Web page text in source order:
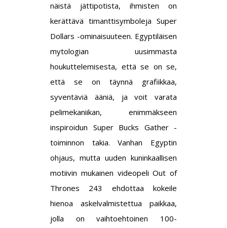
näistä jättipotista, ihmisten on
kerättävä timanttisymboleja Super
Dollars -ominaisuuteen. Egyptiläisen
mytologian uusimmasta
houkuttelemisesta, että se on se,
että se on täynnä grafiikkaa,
syventäviä ääniä, ja voit varata
pelimekaniikan, enimmäkseen
inspiroidun Super Bucks Gather -
toiminnon takia. Vanhan Egyptin
ohjaus, mutta uuden kuninkaallisen
motiivin mukainen videopeli Out of
Thrones 243 ehdottaa kokeile
hienoa askelvalmistettua paikkaa,
jolla on vaihtoehtoinen 100-